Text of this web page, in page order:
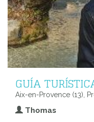
GUÍA
Aix-en-Provence (13),
Thomas